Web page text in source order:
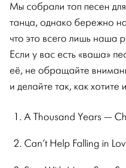
Мы собрали топ песен
танца, однако бережно
что это всего лишь наша
Если у вас есть «ваша»
её, не обращайте
и делайте так, как хотите
A Thousand Years —
Can’t Help Falling in